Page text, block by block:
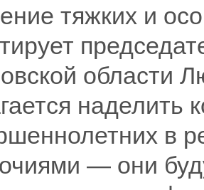
тяжких и
области
наделить
в
— они